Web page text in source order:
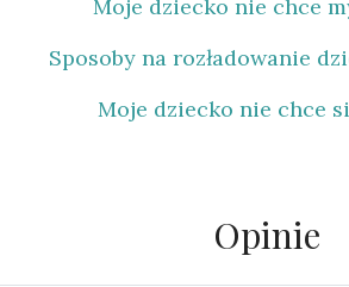
Moje dziecko nie chce
Sposoby na rozładowanie
Moje dziecko nie chce
Opinie